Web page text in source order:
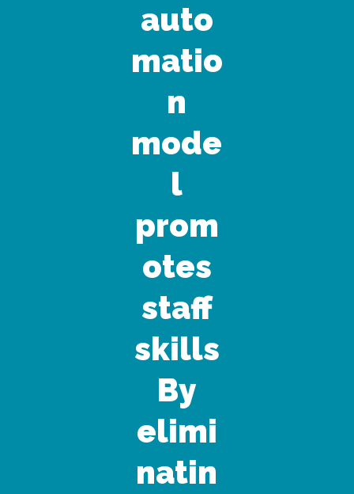
auto
matio
n
mode
l
prom
otes
staff
skills
By
elimi
natin